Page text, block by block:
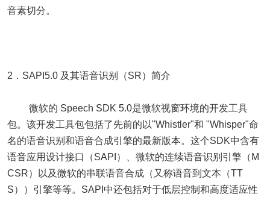
音素切分。
2．SAPI5.0 及其语音识别（SR）简介
微软的 Speech SDK 5.0是微软视窗环境的开发工具
包。该开发工具包包括了先前的以"Whistler"和 "Whisper"命
名的语音识别和语音合成引擎的最新版本。这个SDK中含有
语音应用设计接口（SAPI）、微软的连续语音识别引擎（M
CSR）以及微软的串联语音合成（又称语音到文本（TT
S））引擎等等。SAPI中还包括对于低层控制和高度适应性